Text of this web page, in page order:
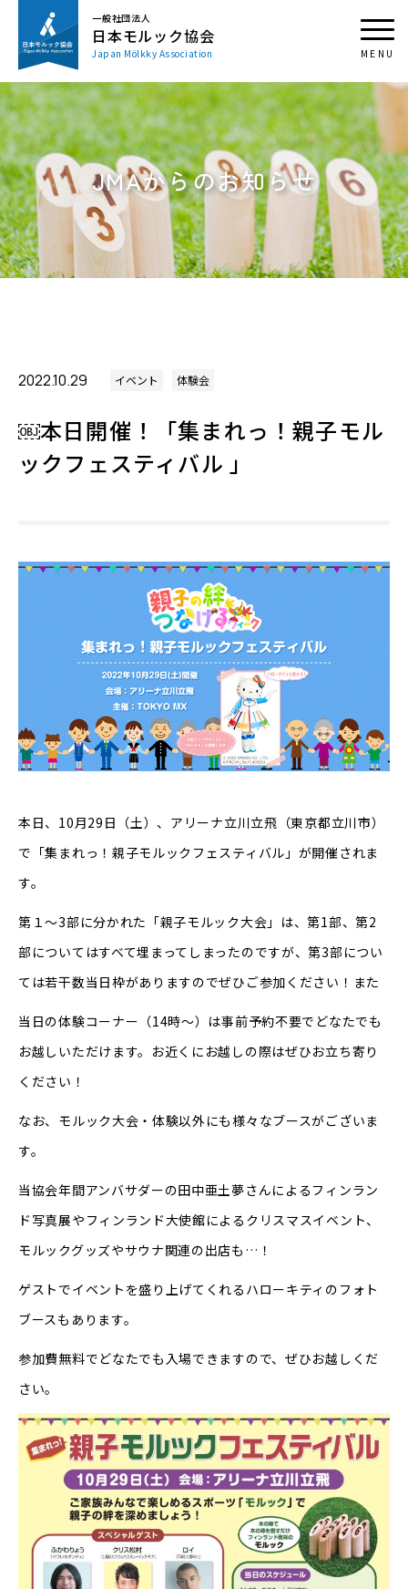
一般社団法人
日本モルック協会
Japan Mölkky Association
JMAからのお知らせ
2022.10.29 イベント 体験会
￼本日開催！「集まれっ！親子モル
ックフェスティバル 」
本日、10月29日（土）、アリーナ立川立飛（東京都立川市）
で「集まれっ！親子モルックフェスティバル」が開催されま
す。
第１〜3部に分かれた「親子モルック大会」は、第1部、第2
部についてはすべて埋まってしまったのですが、第3部につい
ては若干数当日枠がありますのでぜひご参加ください！また
当日の体験コーナー（14時〜）は事前予約不要でどなたでも
お越しいただけます。お近くにお越しの際はぜひお立ち寄り
ください！
なお、モルック大会・体験以外にも様々なブースがございま
す。
当協会年間アンバサダーの田中亜土夢さんによるフィンラン
ド写真展やフィンランド大使館によるクリスマスイベント、
モルックグッズやサウナ関連の出店も…！
ゲストでイベントを盛り上げてくれるハローキティのフォト
ブースもあります。
参加費無料でどなたでも入場できますので、ぜひお越しくだ
さい。